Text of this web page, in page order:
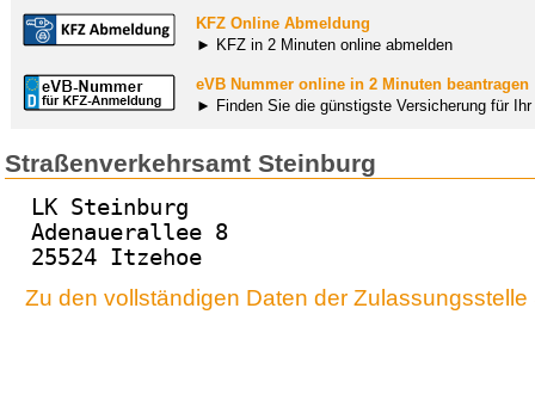
KFZ Online Abmeldung
► KFZ in 2 Minuten online abmelden
eVB Nummer online in 2 Minuten beantragen
► Finden Sie die günstigste Versicherung für
Straßenverkehrsamt Steinburg
LK Steinburg
Adenauerallee 8
25524 Itzehoe
Zu den vollständigen Daten der Zulassungsstelle